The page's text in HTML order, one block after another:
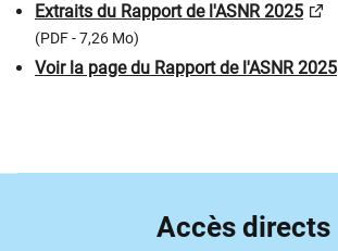
Extraits du Rapport de l'ASNR 2025
(PDF - 7,26 Mo)
Voir la page du Rapport de l'ASNR 2025
Accès directs